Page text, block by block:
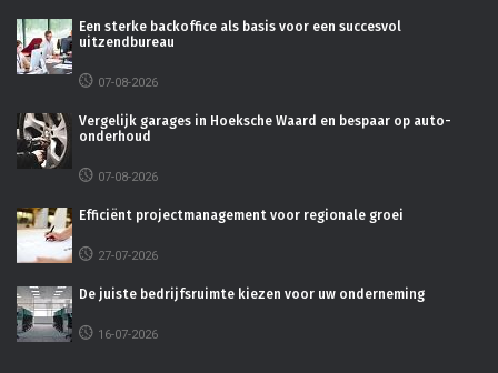
Een sterke backoffice als basis voor een succesvol
uitzendbureau
07-08-2026
Vergelijk garages in Hoeksche Waard en bespaar op auto-
onderhoud
07-08-2026
Efficiënt projectmanagement voor regionale groei
27-07-2026
De juiste bedrijfsruimte kiezen voor uw onderneming
16-07-2026